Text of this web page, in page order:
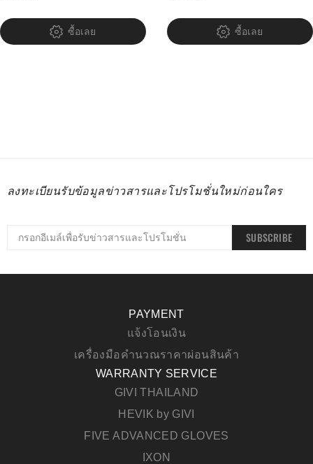
ซื้อเลย ซื้อเลย
ลงทะเบียนรับข้อมูลข่าวสารและโปรโมชั่นใหม่ก่อนใคร
SUBSCRIBE
PAYMENT
แจ้งโอนเงิน
เครื่องมือคำนวณราคาผ่อนสินค้า
WARRANTY SERVICE
GIVI THAILAND
HEVIK by GIVI
FIVE ADVANCED GLOVES
IXON